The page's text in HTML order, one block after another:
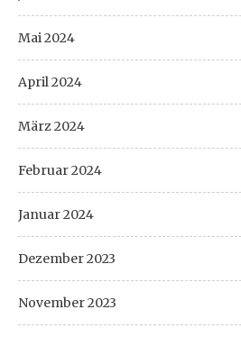
Mai 2024
April 2024
März 2024
Februar 2024
Januar 2024
Dezember 2023
November 2023